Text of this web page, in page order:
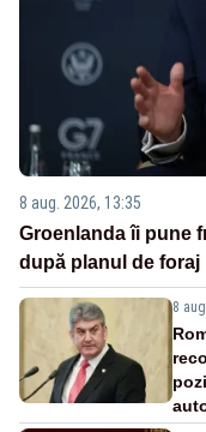
8 aug. 2026, 13:35
Groenlanda îi pune
după planul de foraj
8